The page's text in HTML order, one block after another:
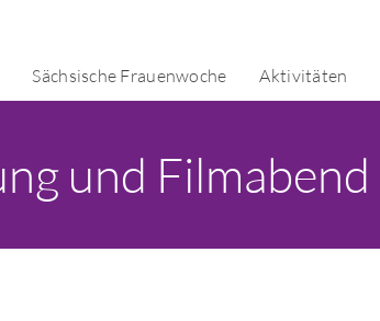
Sächsische Frauenwoche Aktivitäten
und